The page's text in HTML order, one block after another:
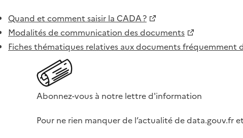
Quand et comment saisir la CADA ?
Modalités de communication des documents
Fiches thématiques relatives aux documents fréquemment
Abonnez-vous à notre lettre d'information
Pour ne rien manquer de l’actualité de data.gouv.fr